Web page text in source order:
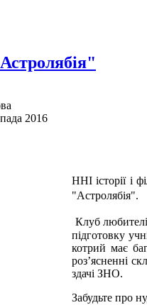
2016
ННІ історії і
"Астролябія".
Клуб
підготовку
котрий має
роз’ясненні
здачі ЗНО.
Забудьте про